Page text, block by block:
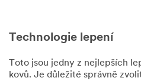
Technologie lepení
Toto jsou jedny z nejlepších
kovů. Je důležité správně